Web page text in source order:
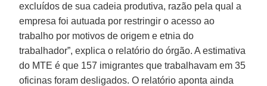
excluídos de sua cadeia produtiva, razão pela qual a
empresa foi autuada por restringir o acesso ao
trabalho por motivos de origem e etnia do
trabalhador”, explica o relatório do órgão. A estimativa
do MTE é que 157 imigrantes que trabalhavam em 35
oficinas foram desligados. O relatório aponta ainda